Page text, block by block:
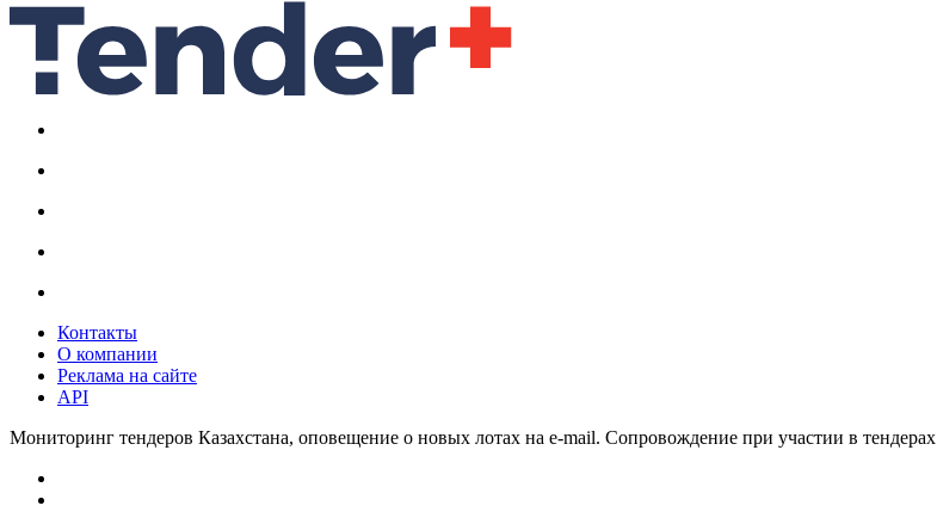
Контакты
О компании
Реклама на сайте
API
Мониторинг тендеров Казахстана, оповещение о новых лотах на e-mail. Сопровождение при участии в тендерах